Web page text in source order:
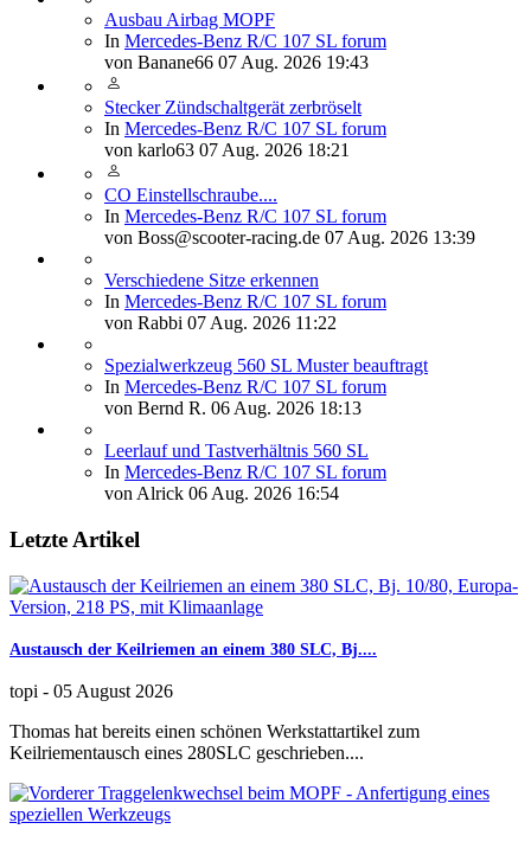
Ausbau Airbag MOPF
In Mercedes-Benz R/C 107 SL forum
von Banane66 07 Aug. 2026 19:43
Stecker Zündschaltgerät zerbröselt
In Mercedes-Benz R/C 107 SL forum
von karlo63 07 Aug. 2026 18:21
CO Einstellschraube....
In Mercedes-Benz R/C 107 SL forum
von Boss@scooter-racing.de 07 Aug. 2026 13:39
Verschiedene Sitze erkennen
In Mercedes-Benz R/C 107 SL forum
von Rabbi 07 Aug. 2026 11:22
Spezialwerkzeug 560 SL Muster beauftragt
In Mercedes-Benz R/C 107 SL forum
von Bernd R. 06 Aug. 2026 18:13
Leerlauf und Tastverhältnis 560 SL
In Mercedes-Benz R/C 107 SL forum
vonAlrick 06 Aug. 2026 16:54
Letzte Artikel
Austausch der Keilriemen an einem 380 SLC, Bj....
topi - 05 August 2026
Thomas hat bereits einen schönen Werkstattartikel zum
Keilriementausch eines 280SLC geschrieben....